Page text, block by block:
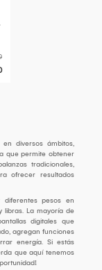
diversos ámbitos,
que permite obtener
tradicionales,
ofrecer resultados
diferentes pesos en
libras. La mayoría de
digitales que
agregan funciones
energía. Si estás
que aquí tenemos